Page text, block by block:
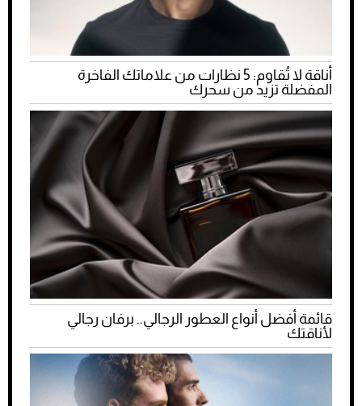
أناقة لا تُقاوم: 5 نظارات من علاماتك الفاخرة
المفضلة تزيد من سحرك
قائمة أفضل أنواع العطور الرجالي.. برفان رجالي
لأناقتك